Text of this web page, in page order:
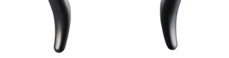
Reflectorizante
Roti ajutatoare
Manete schimbator
Mansoane & Ghidoline